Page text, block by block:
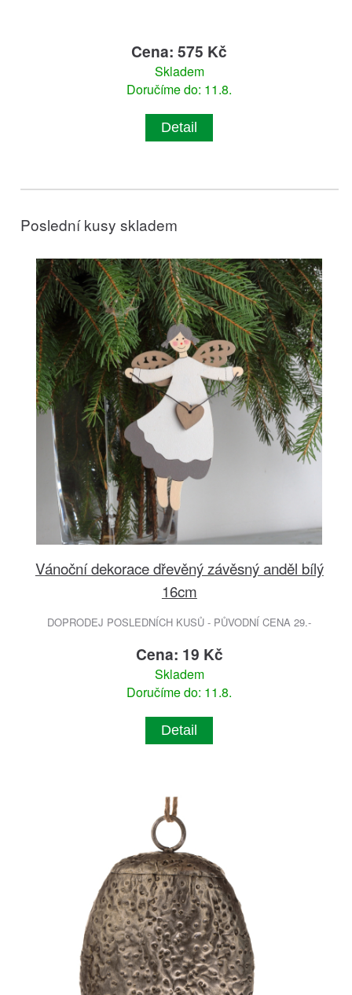
Cena: 575 Kč
Skladem
Doručíme do: 11.8.
Detail
Poslední kusy skladem
Vánoční dekorace dřevěný závěsný anděl bílý
16cm
DOPRODEJ POSLEDNÍCH KUSŮ - PŮVODNÍ CENA 29.-
Cena: 19 Kč
Skladem
Doručíme do: 11.8.
Detail